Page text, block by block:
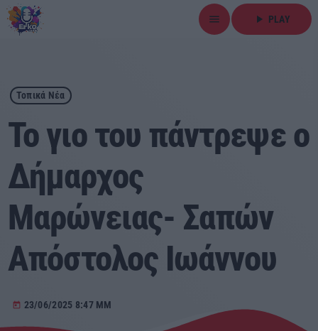
menu play_arrow PLAY
close
play_arrow ΕΡΚΟ
Αρχική
Εκπομπές
Ειδήσεις
Αθλητικά
Τοπικά Νέα
Το γιο του πάντρεψε ο
Δήμαρχος
Μαρώνειας- Σαπών
Απόστολος Ιωάννου
today 23/06/2025 8:47 ΜΜ